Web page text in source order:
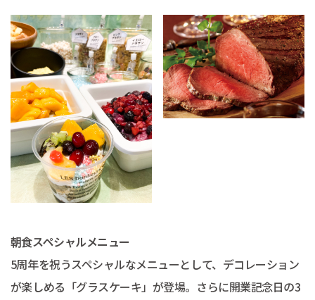
朝食スペシャルメニュー
5周年を祝うスペシャルなメニューとして、デコレーション
が楽しめる「グラスケーキ」が登場。さらに開業記念日の3